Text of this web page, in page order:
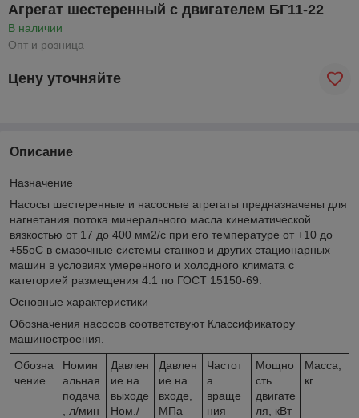
Агрегат шестеренный с двигателем БГ11-22
В наличии
Опт и розница
Цену уточняйте
Описание
Назначение
Насосы шестеренные и насосные агрегаты предназначены для
нагнетания потока минерального масла кинематической
вязкостью от 17 до 400 мм2/с при его температуре от +10 до
+55оС в смазочные системы станков и других стационарных
машин в условиях умеренного и холодного климата с
категорией размещения 4.1 по ГОСТ 15150-69.
Основные характеристики
Обозначения насосов соответствуют Классификатору
машиностроения.
Обозна
чение
Номин
альная
подача
, л/мин
Давлен
ие на
выходе
Ном./
Давлен
ие на
входе,
МПа
Частот
а
враще
ния
Мощно
сть
двигате
ля, кВт
Масса,
кг